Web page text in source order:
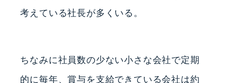
考えている社長が多くいる。
ちなみに社員数の少ない小さな会社で定期
的に毎年、賞与を支給できている会社は約